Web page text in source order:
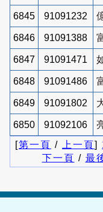
6845 91091232
6846 91091388
6847 91091471
6848 91091486
6849 91091802
6850 91092106
[第一頁 / 上一頁]
下一頁 / 最